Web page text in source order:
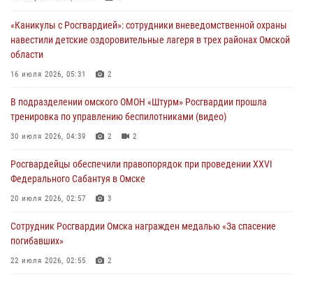
29 июля 2026, 01:49
Росгвардейцы приняли участие в крестном ходе в День крещения
Руси в Омске
При содействии спецназа Росгвардии пресечены нарушения
миграционного законодательства в Омске (видео)
«Каникулы с Росгвардией»: сотрудники вневедомственной охраны
навестили детские оздоровительные лагеря в трех районах Омской
области
16 июля 2026, 05:31 2
В подразделении омского ОМОН «Штурм» Росгвардии прошла
тренировка по управлению беспилотниками (видео)
30 июля 2026, 04:39 2 2
Росгвардейцы обеcпечили правопорядок при проведении XXVI
Федерального Сабантуя в Омске
20 июля 2026, 02:57 3
Сотрудник Росгвардии Омска награжден медалью «За спасение
погибавших»
22 июля 2026, 02:55 2